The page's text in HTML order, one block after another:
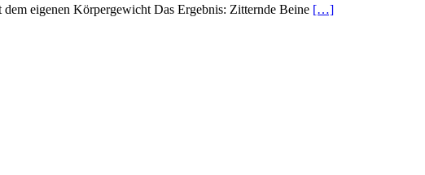
eigenen Körpergewicht Das Ergebnis: Zitternde Beine […]